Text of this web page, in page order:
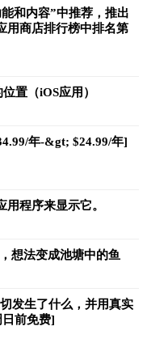
和内容”中推荐，推出
用商店排行榜中排名第
置（iOS应用）
年-&gt; $24.99/年]
程序来显示它。
想法变成池塘中的鱼
发生了什么，并用真实
前免费]